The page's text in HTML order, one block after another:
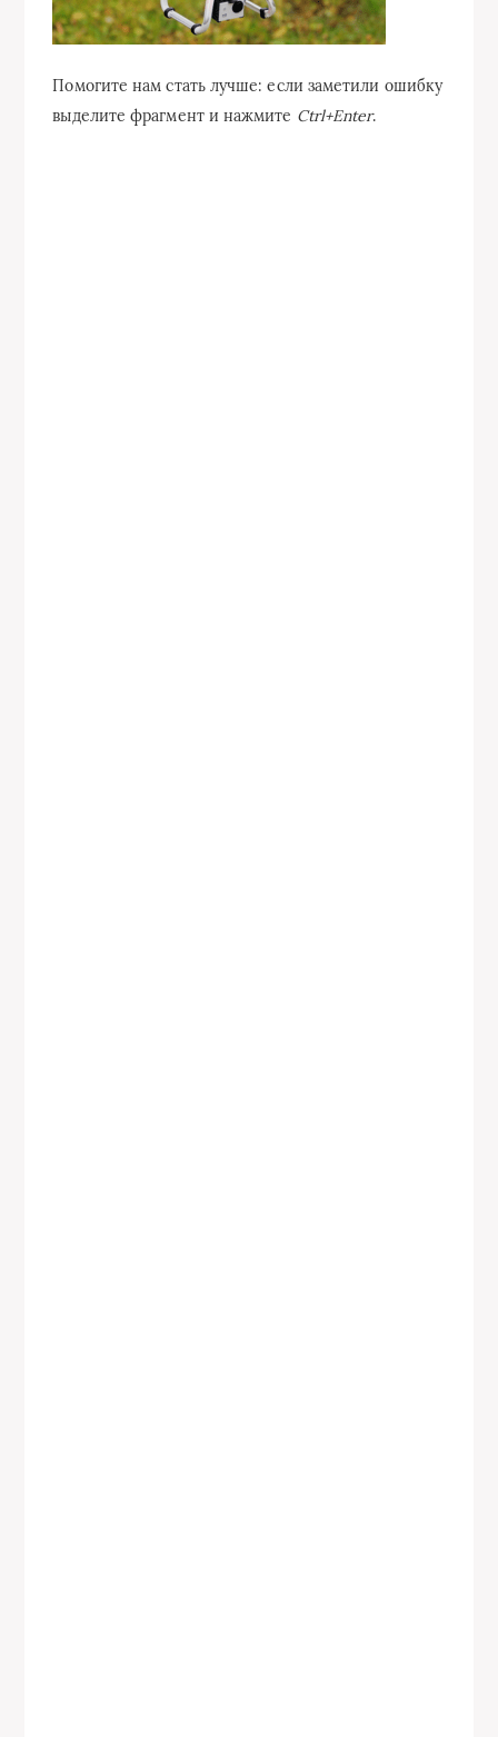
Помогите нам стать лучше: если заметили ошибку
выделите фрагмент и нажмите Ctrl+Enter.